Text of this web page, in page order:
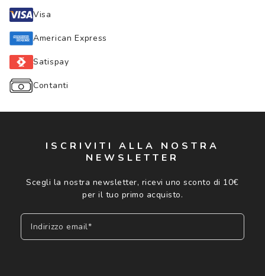
Satispay
Visa
Contanti
American Express
ISCRIVITI ALLA NOSTRA
NEWSLETTER
Scegli la nostra newsletter, ricevi uno sconto di 10€
per il tuo primo acquisto.
Indirizzo email*